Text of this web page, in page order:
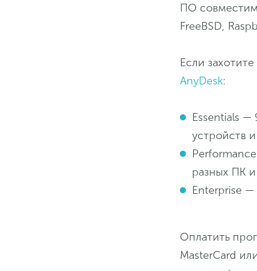
ПО
FreeBSD,
Если
AnyDesk:
Essentials —
устройств
разных ПК
Enterprise —
Оплатить
MasterCard